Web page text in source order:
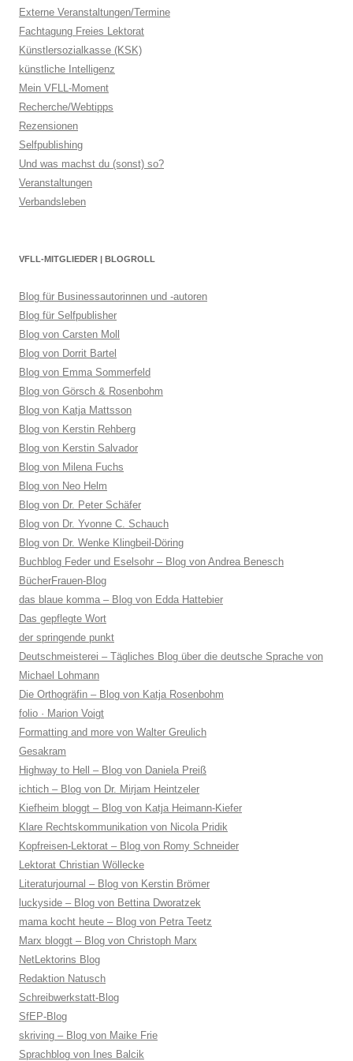
Externe Veranstaltungen/Termine
Fachtagung Freies Lektorat
Künstlersozialkasse (KSK)
künstliche Intelligenz
Mein VFLL-Moment
Recherche/Webtipps
Rezensionen
Selfpublishing
Und was machst du (sonst) so?
Veranstaltungen
Verbandsleben
VFLL-MITGLIEDER | BLOGROLL
Blog für Businessautorinnen und -autoren
Blog für Selfpublisher
Blog von Carsten Moll
Blog von Dorrit Bartel
Blog von Emma Sommerfeld
Blog von Görsch & Rosenbohm
Blog von Katja Mattsson
Blog von Kerstin Rehberg
Blog von Kerstin Salvador
Blog von Milena Fuchs
Blog von Neo Helm
Blog von Dr. Peter Schäfer
Blog von Dr. Yvonne C. Schauch
Blog von Dr. Wenke Klingbeil-Döring
Buchblog Feder und Eselsohr – Blog von Andrea Benesch
BücherFrauen-Blog
das blaue komma – Blog von Edda Hattebier
Das gepflegte Wort
der springende punkt
Deutschmeisterei – Tägliches Blog über die deutsche Sprache von
Michael Lohmann
Die Orthogräfin – Blog von Katja Rosenbohm
folio · Marion Voigt
Formatting and more von Walter Greulich
Gesakram
Highway to Hell – Blog von Daniela Preiß
ichtich – Blog von Dr. Mirjam Heintzeler
Kiefheim bloggt – Blog von Katja Heimann-Kiefer
Klare Rechtskommunikation von Nicola Pridik
Kopfreisen-Lektorat – Blog von Romy Schneider
Lektorat Christian Wöllecke
Literaturjournal – Blog von Kerstin Brömer
luckyside – Blog von Bettina Dworatzek
mama kocht heute – Blog von Petra Teetz
Marx bloggt – Blog von Christoph Marx
NetLektorins Blog
Redaktion Natusch
Schreibwerkstatt-Blog
SfEP-Blog
skriving – Blog von Maike Frie
Sprachblog von Ines Balcik